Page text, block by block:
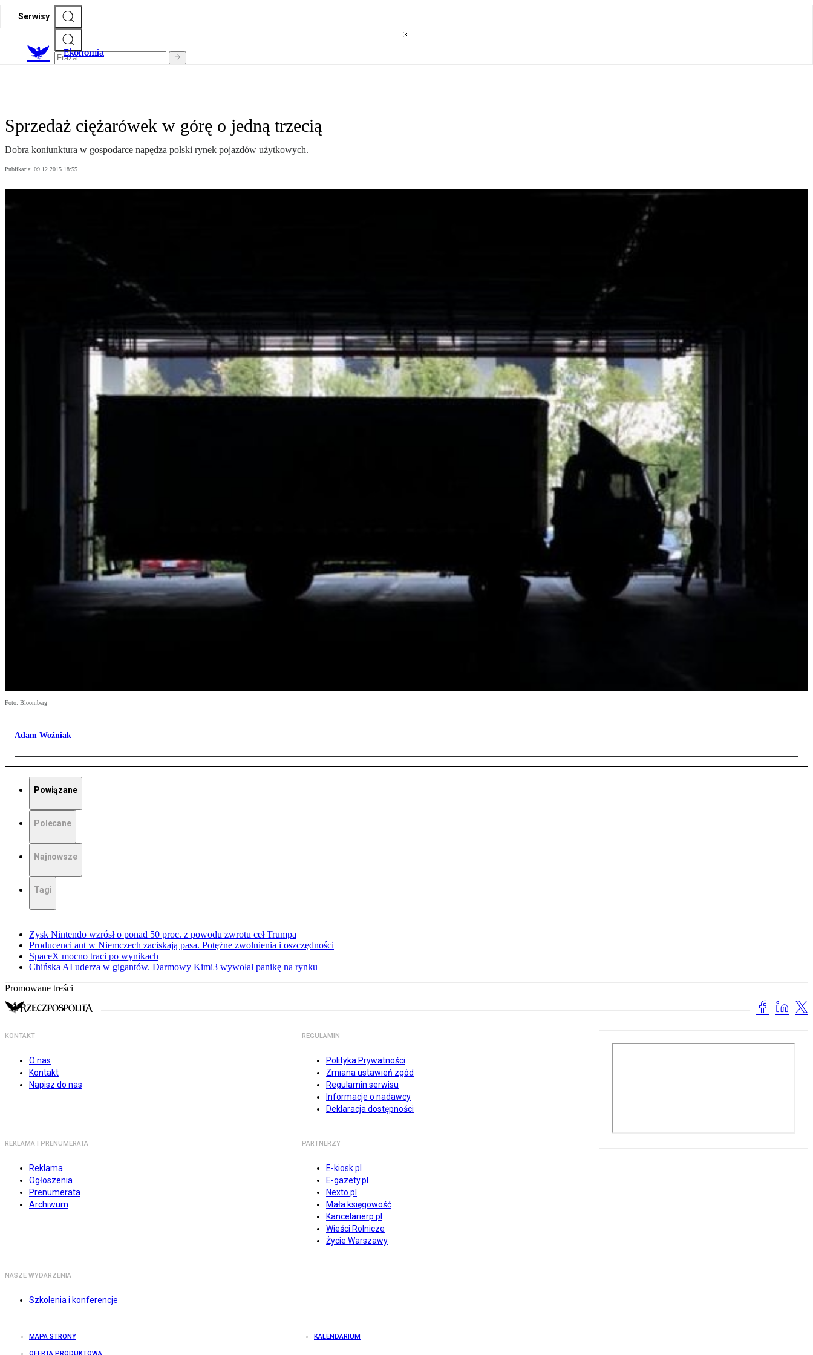
Serwisy
Ekonomia
Sprzedaż ciężarówek w górę o jedną trzecią
Dobra koniunktura w gospodarce napędza polski rynek pojazdów użytkowych.
Publikacja: 09.12.2015 18:55
Foto: Bloomberg
Adam Woźniak
Powiązane
Polecane
Najnowsze
Tagi
Zysk Nintendo wzrósł o ponad 50 proc. z powodu zwrotu ceł Trumpa
Producenci aut w Niemczech zaciskają pasa. Potężne zwolnienia i oszczędności
SpaceX mocno traci po wynikach
Chińska AI uderza w gigantów. Darmowy Kimi3 wywołał panikę na rynku
Promowane treści
KONTAKT
O nas
Kontakt
Napisz do nas
REGULAMIN
Polityka Prywatności
Zmiana ustawień zgód
Regulamin serwisu
Informacje o nadawcy
Deklaracja dostępności
REKLAMA I PRENUMERATA
Reklama
Ogłoszenia
Prenumerata
Archiwum
PARTNERZY
E-kiosk.pl
E-gazety.pl
Nexto.pl
Mała księgowość
Kancelarierp.pl
Wieści Rolnicze
Życie Warszawy
NASZE WYDARZENIA
Szkolenia i konferencje
MAPA STRONY KALENDARIUM